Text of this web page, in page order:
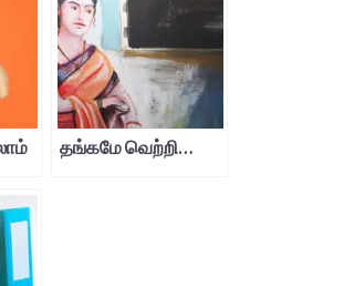
தங்கமே வெற்றி…